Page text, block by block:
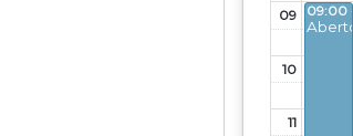
09
10
11
09:00